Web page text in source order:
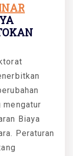
Biaya
Peraturan